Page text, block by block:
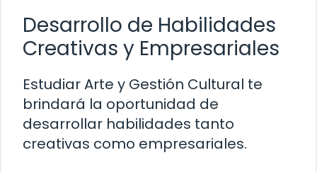
Desarrollo de Habilidades
Creativas y Empresariales
Estudiar Arte y Gestión Cultural te
brindará la oportunidad de
desarrollar habilidades tanto
creativas como empresariales.